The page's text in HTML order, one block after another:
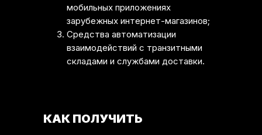
мобильных приложениях
зарубежных интернет-магазинов;
Средства автоматизации
взаимодействий с транзитными
складами и службами доставки.
КАК ПОЛУЧИТЬ